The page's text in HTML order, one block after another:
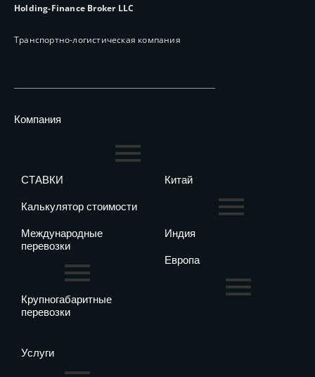
Holding-Finance Broker LLC
Транспортно-логистическая компания
Компания
СТАВКИ
Калькулятор стоимости
Международные
перевозки
Крупногабаритные
перевозки
Китай
Индия
Европа
Услуги